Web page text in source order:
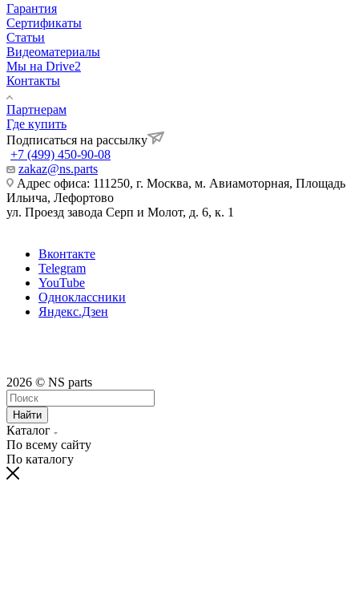
Гарантия
Сертификаты
Статьи
Видеоматериалы
Мы на Drive2
Контакты
Партнерам
Где купить
Подписаться на рассылку
+7 (499) 450-90-08
zakaz@ns.parts
Адрес офиса: 111250, г. Москва, м. Авиамоторная, Площадь
Ильича, Лефортово
ул. Проезд завода Серп и Молот, д. 6, к. 1
Вконтакте
Telegram
YouTube
Одноклассники
Яндекс.Дзен
2026 © NS parts
Найти
Каталог
По всему сайту
По каталогу